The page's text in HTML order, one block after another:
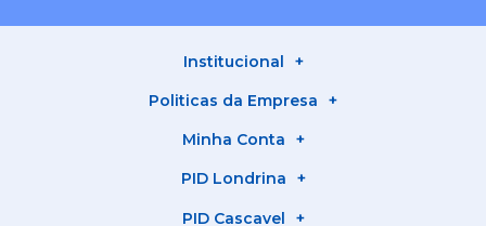
Institucional
Politicas da Empresa
Minha Conta
PID Londrina
PID Cascavel